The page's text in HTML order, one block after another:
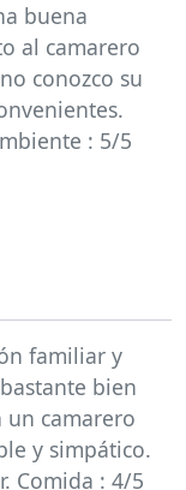
buena
al camarero
conozco su
: 5/5
familiar y
bien
un camarero
y simpático.
Comida : 4/5